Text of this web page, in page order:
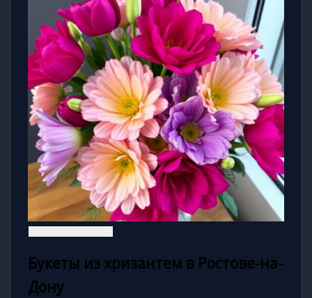
Букеты из хризантем в Ростове-на-
Дону